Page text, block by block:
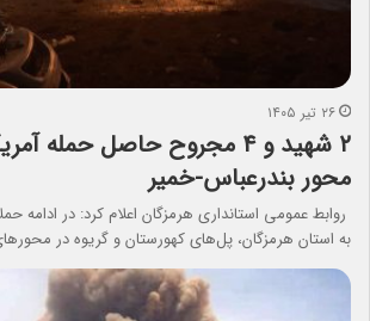
۲۶ تیر ۱۴۰۵
۲ شهید و ۴ مجروح حاصل حمله
محور بندرعباس-خمیر
روابط عمومی استانداری هرمزگان اعلام کرد: در ادامه
به استان هرمزگان، پل‌های کهورستان و گریوه در